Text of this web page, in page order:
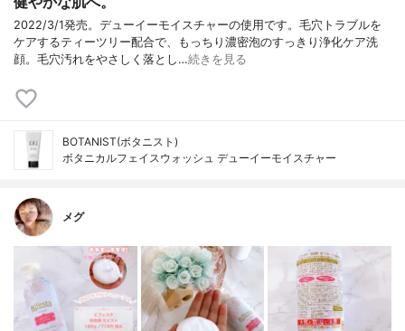
2022/3/1発売。デューイーモイスチャーの使用です。毛穴トラブルを
ケアするティーツリー配合で、もっちり濃密泡のすっきり浄化ケア洗
顔。毛穴汚れをやさしく落とし…続きを見る
BOTANIST(ボタニスト)
ボタニカルフェイスウォッシュ デューイーモイスチャー
メグ